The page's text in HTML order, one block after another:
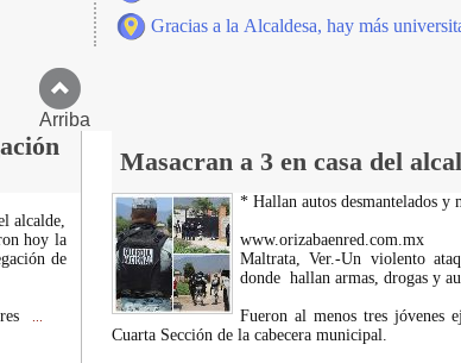
Gracias a la Alcaldesa, hay más
Arriba
Masacran a 3 en casa del
alcalde,
hoy la
de
* Hallan autos desmantelados y
www.orizabaenred.com.mx
Maltrata, Ver.-Un violento
donde hallan armas, drogas y
Fueron al menos tres jóvenes
Cuarta Sección de la cabecera municipal.